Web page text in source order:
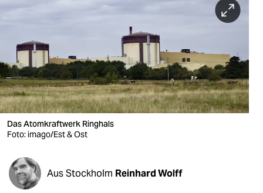
berlin
nord
wahrheit
verlag
verlag
veranstaltungen
shop
fragen & hilfe
Das Atomkraftwerk Ringhals
Foto: imago/Est & Ost
Aus Stockholm Reinhard Wolff